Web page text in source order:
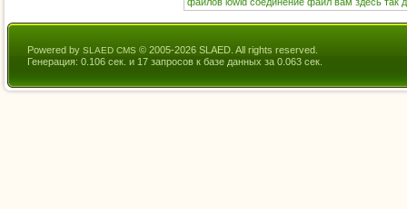
Powered by SLAED CMS © 2005-2026 SLAED. All rights reserved.
Генерация: 0.106 сек. и 17 запросов к базе данных за 0.063 сек.